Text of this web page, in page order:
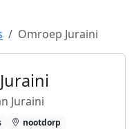
Omroep Juraini
Juraini
nootdorp